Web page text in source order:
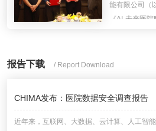
能有限公司（
《AI·未来医
力，融合医梦
报告下载 / Report Download
CHIMA发布：医院数据安全调查报告
近年来，互联网、大数据、云计算、人工智